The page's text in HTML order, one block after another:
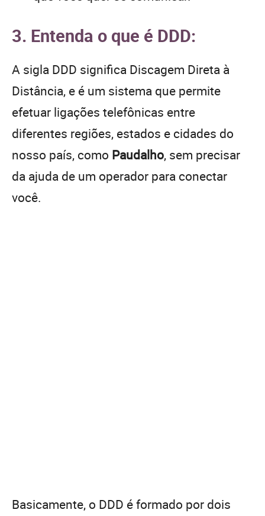
3. Entenda o que é DDD:
A sigla DDD significa Discagem Direta à
Distância, e é um sistema que permite
efetuar ligações telefônicas entre
diferentes regiões, estados e cidades do
nosso país, como Paudalho, sem precisar
da ajuda de um operador para conectar
você.
Basicamente, o DDD é formado por dois